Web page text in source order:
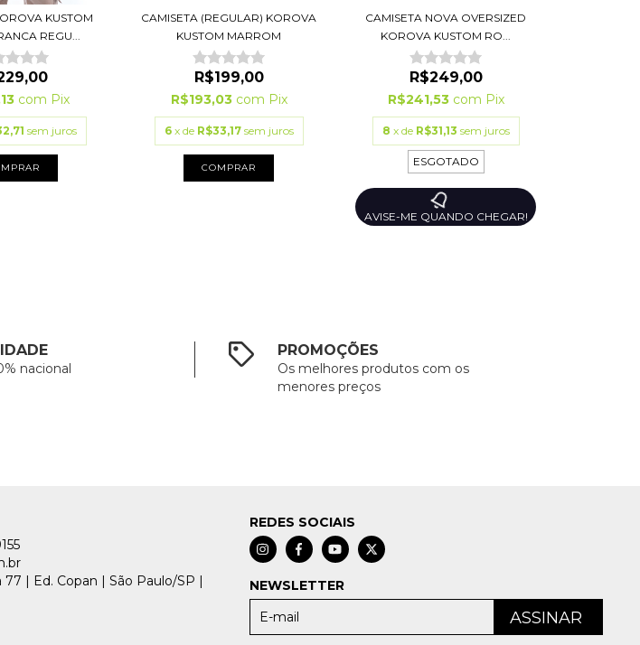
KUSTOM
REGU...
com Pix
sem juros
CAMISETA (REGULAR) KOROVA
KUSTOM MARROM
R$199,00
R$193,03 com Pix
6 x de R$33,17 sem juros
COMPRAR
CAMISETA NOVA OVERSIZED
KOROVA KUSTOM RO...
R$249,00
R$241,53 com Pix
8 x de R$31,13 sem juros
ESGOTADO
AVISE-ME QUANDO CHEGAR!
nacional
PROMOÇÕES
Os melhores produtos com os
menores preços
77 | Ed. Copan | São Paulo/SP |
REDES SOCIAIS
NEWSLETTER